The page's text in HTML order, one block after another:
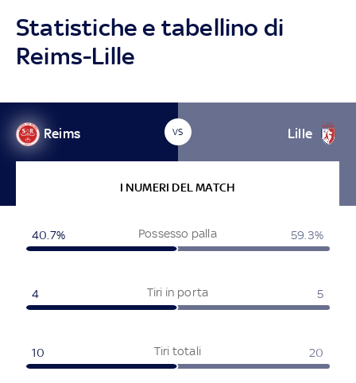
Statistiche e tabellino di
Reims-Lille
Reims VS Lille
I NUMERI DEL MATCH
Possesso palla
40.7% 59.3%
Tiri in porta
4 5
Tiri totali
10 20